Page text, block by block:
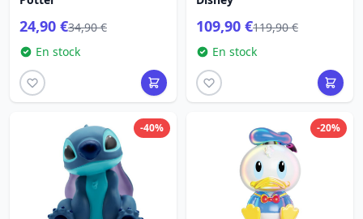
24,90 €34,90 €
En stock
109,90 €119,90 €
En stock
-40% -20%